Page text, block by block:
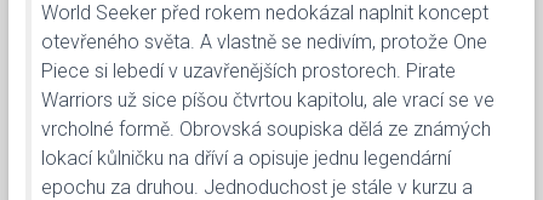
World Seeker před rokem nedokázal naplnit koncept
otevřeného světa. A vlastně se nedivím, protože One
Piece si lebedí v uzavřenějších prostorech. Pirate
Warriors už sice píšou čtvrtou kapitolu, ale vrací se ve
vrcholné formě. Obrovská soupiska dělá ze známých
lokací kůlničku na dříví a opisuje jednu legendární
epochu za druhou. Jednoduchost je stále v kurzu a